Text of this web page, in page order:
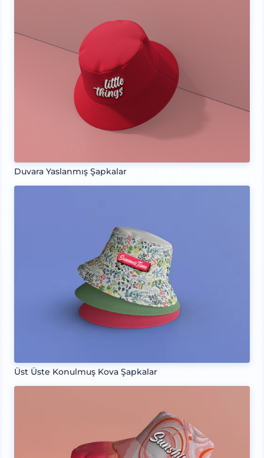
Duvara Yaslanmış Şapkalar
Üst Üste Konulmuş Kova Şapkalar